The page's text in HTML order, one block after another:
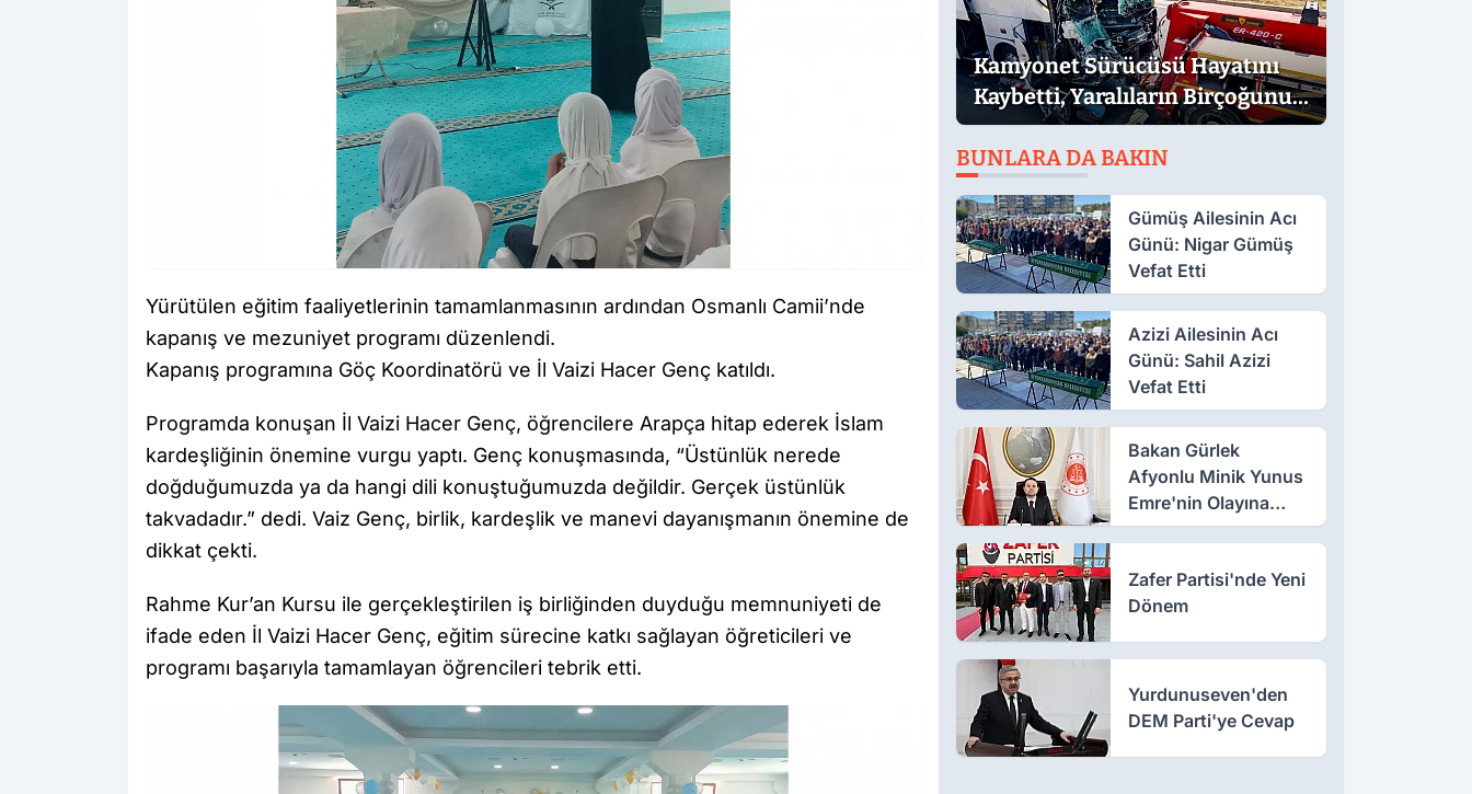
Yürütülen eğitim faaliyetlerinin tamamlanmasının ardından Osmanlı Camii’nde
kapanış ve mezuniyet programı düzenlendi.
Kapanış programına Göç Koordinatörü ve İl Vaizi Hacer Genç katıldı.
Programda konuşan İl Vaizi Hacer Genç, öğrencilere Arapça hitap ederek İslam
kardeşliğinin önemine vurgu yaptı. Genç konuşmasında, “Üstünlük nerede
doğduğumuzda ya da hangi dili konuştuğumuzda değildir. Gerçek üstünlük
takvadadır.” dedi. Vaiz Genç, birlik, kardeşlik ve manevi dayanışmanın önemine de
dikkat çekti.
Rahme Kur’an Kursu ile gerçekleştirilen iş birliğinden duyduğu memnuniyeti de
ifade eden İl Vaizi Hacer Genç, eğitim sürecine katkı sağlayan öğreticileri ve
programı başarıyla tamamlayan öğrencileri tebrik etti.
Kamyonet Sürücüsü Hayatını
Kaybetti, Yaralıların Birçoğunun
Sağlık Durumu İyi
BUNLARA DA BAKIN
Gümüş Ailesinin Acı
Günü: Nigar Gümüş
Vefat Etti
Azizi Ailesinin Acı
Günü: Sahil Azizi
Vefat Etti
Bakan Gürlek
Afyonlu Minik Yunus
Emre'nin Olayına
Sahip Çıktı
Zafer Partisi'nde Yeni
Dönem
Yurdunuseven'den
DEM Parti'ye Cevap